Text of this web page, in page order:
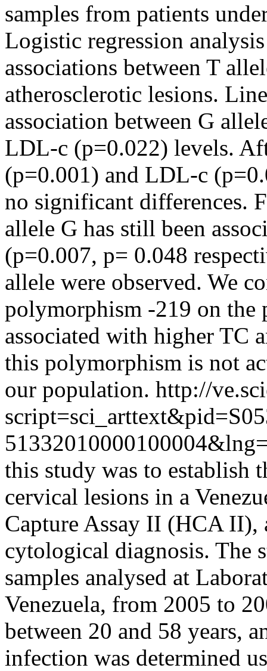
samples from patients
Logistic regression
associations between T
atherosclerotic lesions.
association between G
LDL-c (p=0.022) levels.
(p=0.001) and LDL-c
no significant differences.
allele G has still been
(p=0.007, p= 0.048
allele were observed. We
polymorphism -219 on the
associated with higher TC
this polymorphism is not
our population. http://
this study was to establish
cervical lesions in a
Capture Assay II (HCA II),
cytological diagnosis. The
samples analysed at
Venezuela, from 2005 to
between 20 and 58 years,
infection was determined